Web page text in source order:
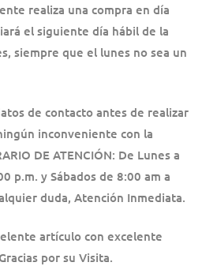
realiza una compra en día
el siguiente día hábil de la
siempre que el lunes no sea un
de contacto antes de realizar
inconveniente con la
DE ATENCIÓN: De Lunes a
p.m. y Sábados de 8:00 am a
duda, Atención Inmediata.
artículo con excelente
por su Visita.